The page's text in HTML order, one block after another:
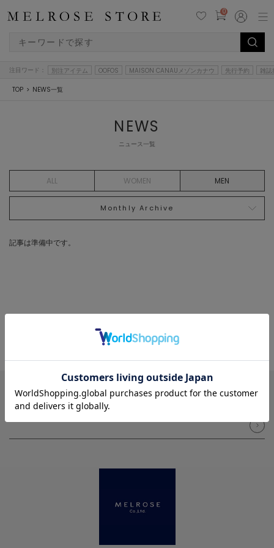
0
注目ワード： 別注アイテム OOFOS MAISON CANAUメゾンカナウ 先行予約 雑誌
TOP NEWS一覧
NEWS
ニュース一覧
ALL WOMEN MEN
Monthly Archive
記事は準備中です。
NEWSLETTER メルマガ登録